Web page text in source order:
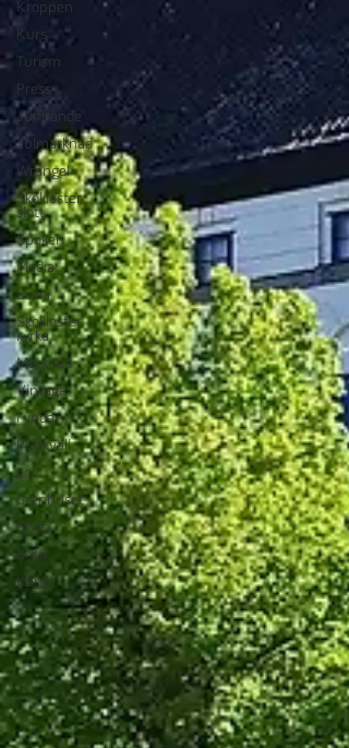
Kroppen
Kurs
Turism
Press
Julfirande
Julmarknad
Wrangel
Skokloster
slott
Spöken
Media
Lucia
Skokloster
kyrka
Marknad
Vintage
Fynda
Pubkväll
Lov
Stenhuset
Shop
Butik
Konst